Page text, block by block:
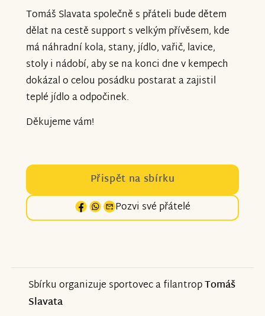
Tomáš Slavata společně s přáteli bude dětem
dělat na cestě support s velkým přívěsem, kde
má náhradní kola, stany, jídlo, vařič, lavice,
stoly i nádobí, aby se na konci dne v kempech
dokázal o celou posádku postarat a zajistil
teplé jídlo a odpočinek.
Děkujeme vám!
Přispět na sbírku
Pozvi své přátelé
Sbírku organizuje sportovec a filantropTomáš
Slavata